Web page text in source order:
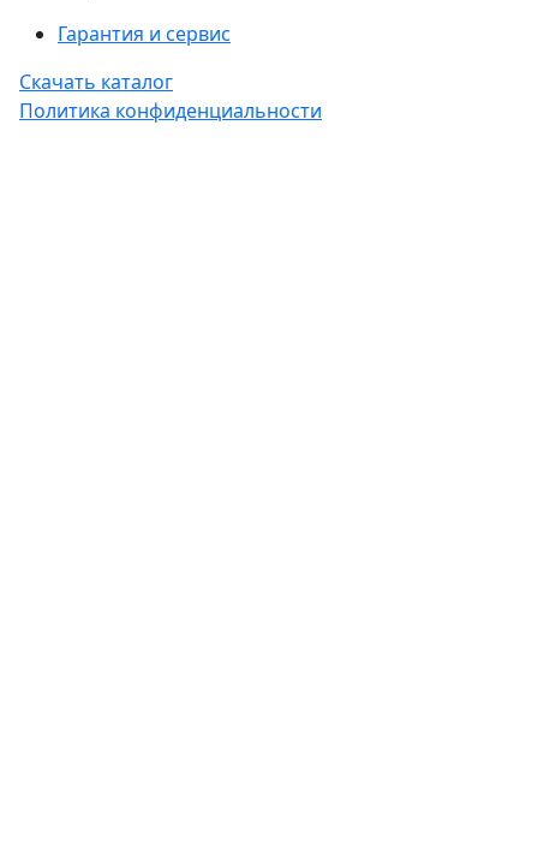
Гарантия и сервис
Скачать каталог
Политика конфиденциальности